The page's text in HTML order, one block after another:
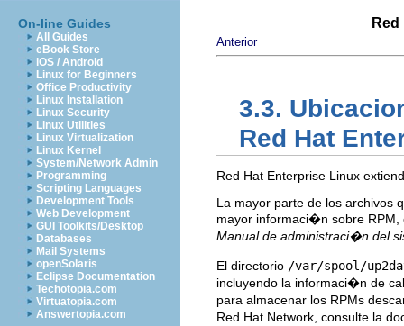
On-line Guides
All Guides
eBook Store
iOS / Android
Linux for Beginners
Office Productivity
Linux Installation
Linux Security
Linux Utilities
Linux Virtualization
Linux Kernel
System/Network Admin
Programming
Scripting Languages
Development Tools
Web Development
GUI Toolkits/Desktop
Databases
Mail Systems
openSolaris
Eclipse Documentation
Techotopia.com
Virtuatopia.com
Answertopia.com
Anterior
3.3.
Red Hat
Red Hat Enterprise Linux
La mayor parte de los archivos
mayor informaci�n sobre
Manual de administraci�n del
El directorio /var/spool/
incluyendo la informaci�n de
para almacenar los RPMs
Red Hat Network, consulte la